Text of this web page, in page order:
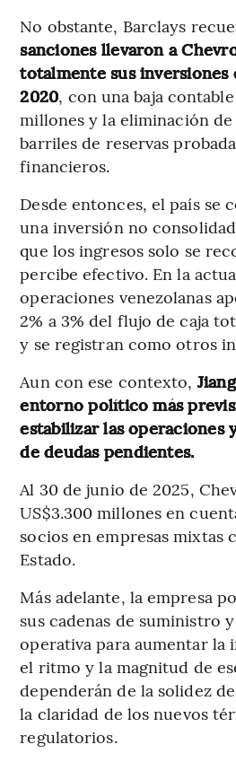
No obstante, Barclays
sanciones llevaron a
totalmente sus inversiones
2020, con una baja
millones y la eliminación
barriles de reservas
financieros.
Desde entonces, el país se
una inversión no
que los ingresos solo se
percibe efectivo. En la
operaciones venezolanas
2% a 3% del flujo de caja
y se registran como otros
Aun con ese contexto,
entorno político más
estabilizar las operaciones
de deudas pendientes.
Al 30 de junio de 2025,
US$3.300 millones en
socios en empresas mixtas
Estado.
Más adelante, la empresa
sus cadenas de suministro
operativa para aumentar la
el ritmo y la magnitud de
dependerán de la solidez
la claridad de los nuevos
regulatorios.